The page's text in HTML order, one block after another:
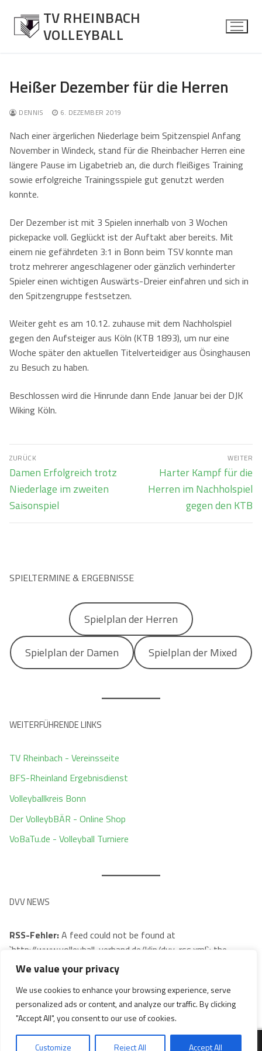
We value your privacy
We use cookies to enhance your browsing experience, serve
personalized ads or content, and analyze our traffic. By clicking
"Accept All", you consent to our use of cookies.
Customize Reject All Accept All
Inhalt
springen
TV RHEINBACH
VOLLEYBALL
Spielberichte
Über die Mannschaft
Kontaktformular
Damen
Über die Mannschaft
Mixed
Kontaktformular
Über die Mannschaft
Kontaktformular
Senioren Mixed
Über die Mannschaft
Kontaktformular
Fotos
Herren
Mixed
Kontakt
Anfahrt
Impressum
Heißer Dezember für die Herren
DENNIS 6. DEZEMBER 2019
Nach einer ärgerlichen Niederlage beim Spitzenspiel Anfang
November in Windeck, stand für die Rheinbacher Herren eine
längere Pause im Ligabetrieb an, die durch fleißiges Training
sowie erfolgreiche Trainingsspiele gut genutzt werden
konnte.
Der Dezember ist mit 3 Spielen innerhalb von 3 Wochen
pickepacke voll. Geglückt ist der Auftakt aber bereits. Mit
einem nie gefährdeten 3:1 in Bonn beim TSV konnte man
trotz mehrerer angeschlagener oder gänzlich verhinderter
Spieler einen wichtigen Auswärts-Dreier einfahren und sich in
den Spitzengruppe festsetzen.
Weiter geht es am 10.12. zuhause mit dem Nachholspiel
gegen den Aufsteiger aus Köln (KTB 1893), um nur eine
Woche später den aktuellen Titelverteidiger aus Ösinghausen
zu Besuch zu haben.
Beschlossen wird die Hinrunde dann Ende Januar bei der DJK
Wiking Köln.
Beitragsnavigation
ZURÜCK
Vorheriger
Beitrag:
Damen Erfolgreich trotz
Niederlage im zweiten
Saisonspiel
WEITER
Nächster
Beitrag:
Harter Kampf für die
Herren im Nachholspiel
gegen den KTB
SPIELTERMINE & ERGEBNISSE
Spielplan der Herren
Spielplan der Damen Spielplan der Mixed
WEITERFÜHRENDE LINKS
TV Rheinbach - Vereinsseite
BFS-Rheinland Ergebnisdienst
Volleyballkreis Bonn
Der VolleybBÄR - Online Shop
VoBaTu.de - Volleyball Turniere
DVV NEWS
RSS-Fehler:A feed could not be found at
`http://www.volleyball-verband.de/klip/dvv-rss.xml`; the
status code is `404` and content-type is `text/html;
charset=utf-8`